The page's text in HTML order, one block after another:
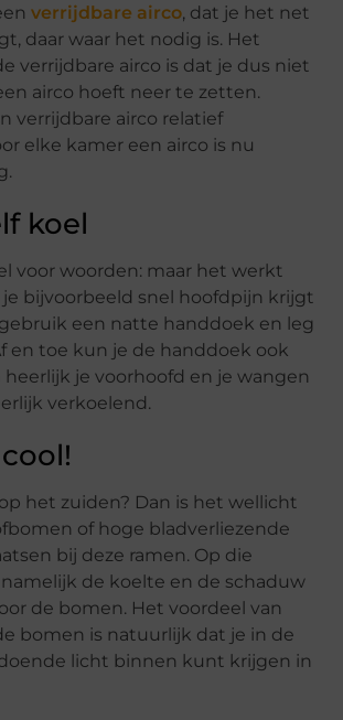
verrijdbare airco, dat je het net
daar waar het nodig is. Het
verrijdbare airco is dat je dus niet
airco hoeft neer te zetten.
verrijdbare airco relatief
elke kamer een airco is nu
koel
voor woorden: maar het werkt
je bijvoorbeeld snel hoofdpijn krijgt
een natte handdoek en leg
en toe kun je de handdoek ook
je voorhoofd en je wangen
verkoelend.
het zuiden? Dan is het wellicht
of hoge bladverliezende
bij deze ramen. Op die
de koelte en de schaduw
de bomen. Het voordeel van
bomen is natuurlijk dat je in de
licht binnen kunt krijgen in